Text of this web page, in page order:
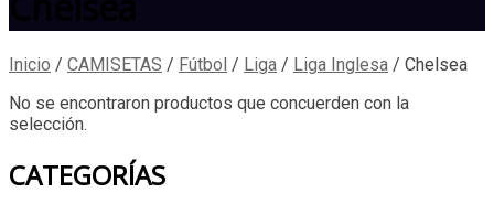
Inicio / CAMISETAS / Fútbol / Liga / Liga Inglesa / Chelsea
No se encontraron productos que concuerden con la
selección.
CATEGORÍAS